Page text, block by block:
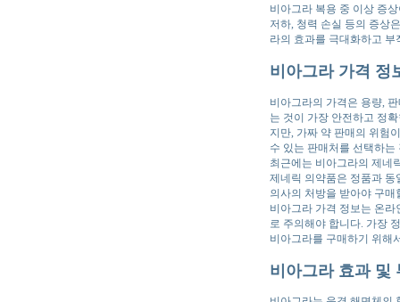
비아그라 복용 중 이상 증
저하, 청력 손실 등의 증상
라의 효과를 극대화하고
비아그라 가격 정
비아그라의 가격은 용량,
는 것이 가장 안전하고 정
지만, 가짜 약 판매의 위험
수 있는 판매처를 선택하는
최근에는 비아그라의 제네
제네릭 의약품은 정품과
의사의 처방을 받아야 구
비아그라 가격 정보는 온
로 주의해야 합니다. 가장
비아그라를 구매하기 위해
비아그라 효과 및